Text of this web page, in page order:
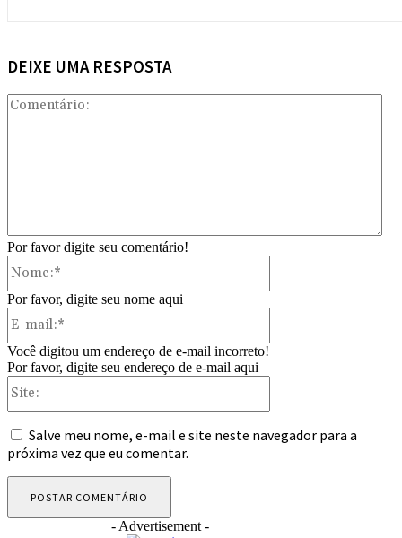
DEIXE UMA RESPOSTA
Por favor digite seu comentário!
Por favor, digite seu nome aqui
Você digitou um endereço de e-mail incorreto!
Por favor, digite seu endereço de e-mail aqui
Salve meu nome, e-mail e site neste navegador para a
próxima vez que eu comentar.
- Advertisement -